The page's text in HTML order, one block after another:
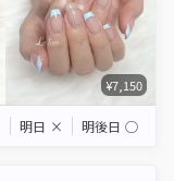
¥7,150
明日 × 明後日 ◯